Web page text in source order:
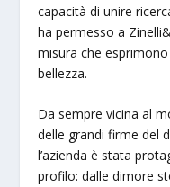
capacità di unire
ha permesso a
misura che
bellezza.
Da sempre vicina al
delle grandi firme del
l’azienda è stata
profilo: dalle dimore